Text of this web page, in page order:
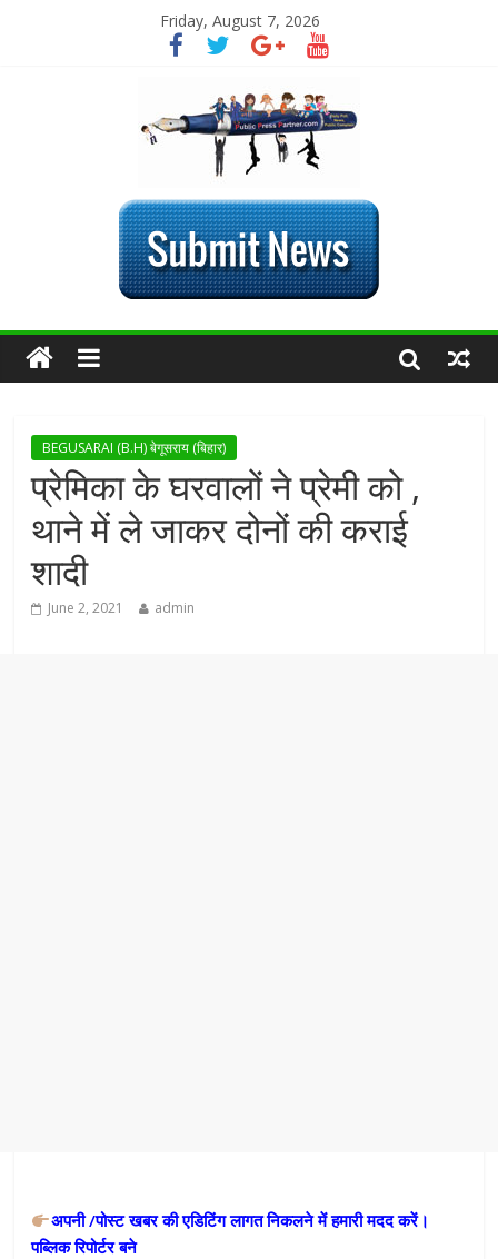
Friday, August 7, 2026
BEGUSARAI (B.H) बेगूसराय (बिहार)
प्रेमिका के घरवालों ने प्रेमी को ,
थाने में ले जाकर दोनों की कराई
शादी
June 2, 2021 admin
अपनी /पोस्ट खबर की एडिटिंग लागत निकलने में हमारी मदद करें।
पब्लिक रिपोर्टर बने